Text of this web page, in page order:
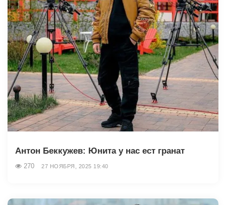
Антон Беккужев: Юнита у нас ест гранат
270 27 НОЯБРЯ, 2025 19:40